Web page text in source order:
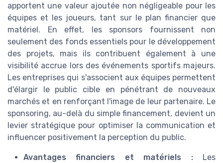
apportent une valeur ajoutée non négligeable pour les
équipes et les joueurs, tant sur le plan financier que
matériel. En effet, les sponsors fournissent non
seulement des fonds essentiels pour le développement
des projets, mais ils contribuent également à une
visibilité accrue lors des événements sportifs majeurs.
Les entreprises qui s'associent aux équipes permettent
d'élargir le public cible en pénétrant de nouveaux
marchés et en renforçant l'image de leur partenaire. Le
sponsoring, au-delà du simple financement, devient un
levier stratégique pour optimiser la communication et
influencer positivement la perception du public.
Avantages financiers et matériels :Les